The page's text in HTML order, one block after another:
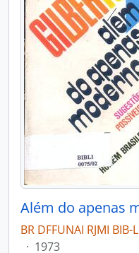
Além do apenas
BR DFFUNAI RJMI
· 1973